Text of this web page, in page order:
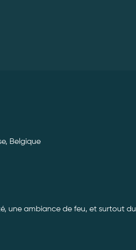
Belgique
une ambiance de feu, et surtout du